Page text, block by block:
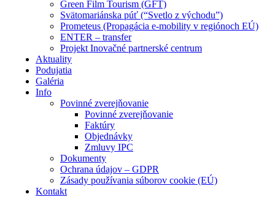
Green Film Tourism (GFT)
Svätomariánska púť (“Svetlo z východu”)
Prometeus (Propagácia e-mobility v regiónoch EÚ)
ENTER – transfer
Projekt Inovačné partnerské centrum
Aktuality
Podujatia
Galéria
Info
Povinné zverejňovanie
Povinné zverejňovanie
Faktúry
Objednávky
Zmluvy IPC
Dokumenty
Ochrana údajov – GDPR
Zásady používania súborov cookie (EÚ)
Kontakt